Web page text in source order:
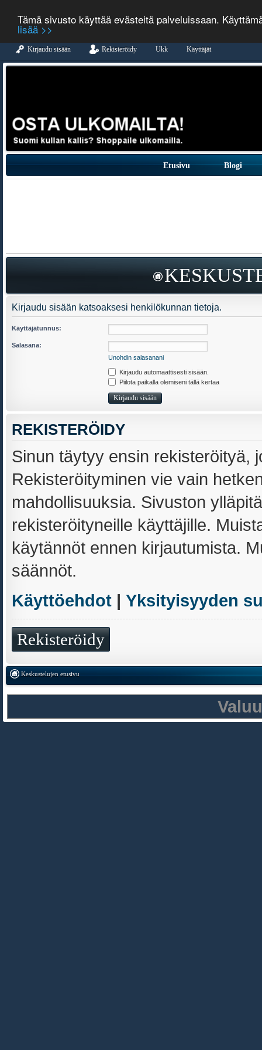
Tämä sivusto käyttää evästeitä palveluissaan.
lisää >>
Kirjaudu sisään Rekisteröidy Ukk Käyttäjät
Etusivu Blogi
Kirjaudu sisään katsoaksesi henkilökunnan tietoja.
Käyttäjätunnus:
Salasana:
Unohdin salasanani
Kirjaudu automaattisesti sisään.
Piilota paikalla olemiseni tällä kertaa
REKISTERÖIDY
Sinun täytyy ensin rekisteröityä,
Rekisteröityminen vie vain
mahdollisuuksia. Sivuston
rekisteröityneille käyttäjille.
käytännöt ennen kirjautumista.
säännöt.
Käyttöehdot | Yksityisyyden
Rekisteröidy
Keskustelujen etusivu